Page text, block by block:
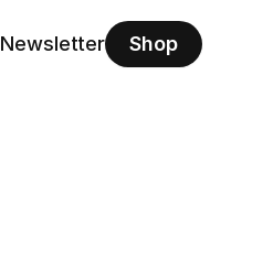
Newsletter Shop